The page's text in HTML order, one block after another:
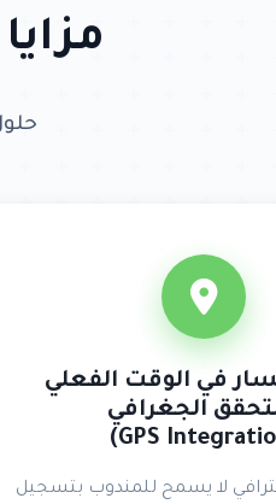
في الوقت الفعلي
الجغرافي
لا يسمح للمندوب بتسجيل